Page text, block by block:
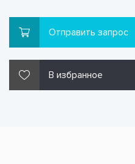
Отправить запрос
В избранное